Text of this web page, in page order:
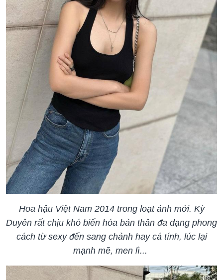
Hoa hậu Việt Nam 2014 trong loạt ảnh mới. Kỳ
Duyên rất chịu khó biến hóa bản thân đa dạng phong
cách từ sexy đến sang chảnh hay cá tính, lúc lại
mạnh mẽ, men lì...